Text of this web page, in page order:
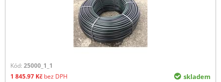
Kód: 25000_1_1
1 845.97 Kč bez DPH skladem